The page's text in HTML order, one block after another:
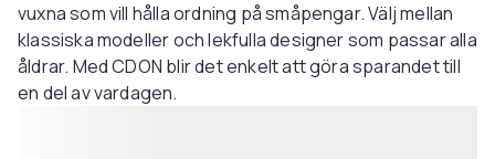
vuxna som vill hålla ordning på småpengar. Välj mellan
klassiska modeller och lekfulla designer som passar alla
åldrar. Med CDON blir det enkelt att göra sparandet till
en del av vardagen.